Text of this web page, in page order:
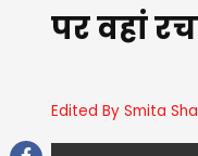
पर वहां
Edited By Smita